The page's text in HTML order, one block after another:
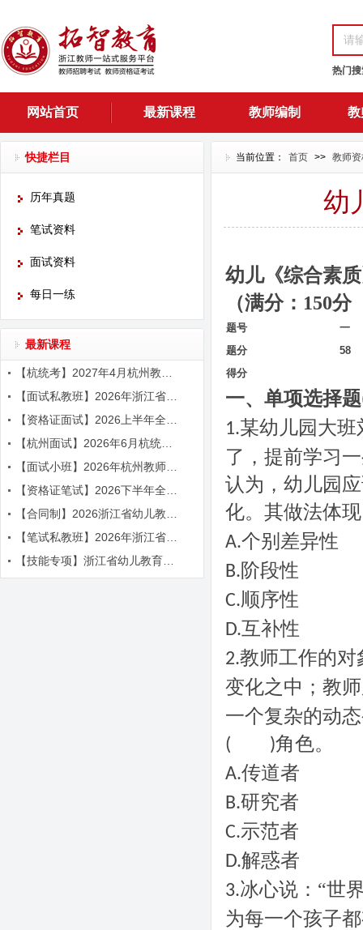
热门
网站首页 最新课程 教师编制 教
快捷栏目
历年真题
笔试资料
面试资料
每日一练
最新课程
当前位置： 首页 >> 教师
幼
幼儿《综合素
（满分： 150分
题号
一
题分
58
得分
一、单项选择题
1.某幼儿园大
了，提前学习
认为，幼儿园
化。其做法体
A.个别差异性
B.阶段性
C.顺序性
D.互补性
2.教师工作的对
变化之中 ； 教
一个复杂的动
( )角色。
A.传道者
B.研究者
C.示范者
D.解惑者
3.冰心说：“世
为每一个孩子